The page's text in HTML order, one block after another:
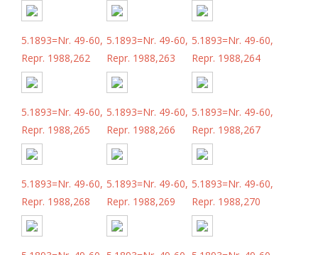
5.1893=Nr. 49-60,
Repr. 1988,262
5.1893=Nr. 49-60,
Repr. 1988,263
5.1893=Nr. 49-60,
Repr. 1988,264
5.1893=Nr. 49-60,
Repr. 1988,265
5.1893=Nr. 49-60,
Repr. 1988,266
5.1893=Nr. 49-60,
Repr. 1988,267
5.1893=Nr. 49-60,
Repr. 1988,268
5.1893=Nr. 49-60,
Repr. 1988,269
5.1893=Nr. 49-60,
Repr. 1988,270